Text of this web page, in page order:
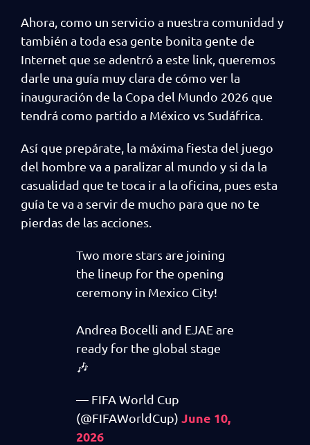
Ahora, como un servicio a nuestra comunidad y
también a toda esa gente bonita gente de
Internet que se adentró a este link, queremos
darle una guía muy clara de cómo ver la
inauguración de la Copa del Mundo 2026 que
tendrá como partido a México vs Sudáfrica.
Así que prepárate, la máxima fiesta del juego
del hombre va a paralizar al mundo y si da la
casualidad que te toca ir a la oficina, pues esta
guía te va a servir de mucho para que no te
pierdas de las acciones.
Two more stars are joining
the lineup for the opening
ceremony in Mexico City!
Andrea Bocelli and EJAE are
ready for the global stage
🎶
— FIFA World Cup
(@FIFAWorldCup) June 10,
2026